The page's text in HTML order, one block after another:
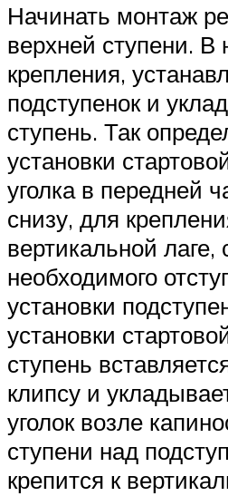
Начинать монтаж
верхней ступени. В
крепления,
подступенок и
ступень. Так
установки
уголка в передней
снизу, для
вертикальной лаге,
необходимого
установки
установки
ступень
клипсу и
уголок возле
ступени над
крепится к